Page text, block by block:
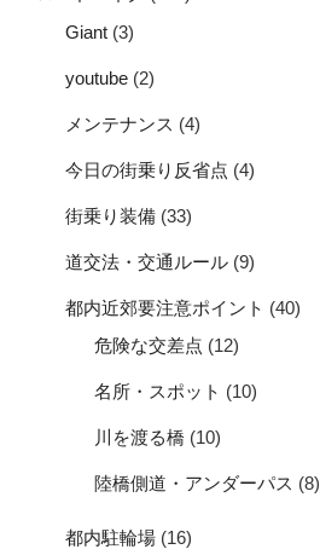
Giant (3)
youtube (2)
メンテナンス (4)
今日の街乗り反省点 (4)
街乗り装備 (33)
道交法・交通ルール (9)
都内近郊要注意ポイント (40)
危険な交差点 (12)
名所・スポット (10)
川を渡る橋 (10)
陸橋側道・アンダーパス (8)
都内駐輪場 (16)